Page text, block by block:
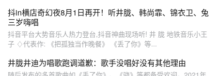
抖in横店奇幻夜8月1日再开！听井胧、韩尚霏、锦衣卫、兔
三岁嗨唱
抖音平台大势音乐人热力登台,抖音神曲现场听! 井 胧 地铁音乐小王
子 ♢代表作: 《把孤独当作晚餐》 《丢了你》等...
井胧井迪为唱歌跑调道歉：歌手没唱好没有其他理由